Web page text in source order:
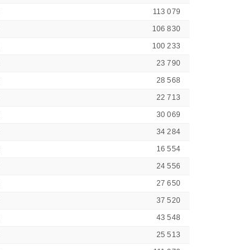
113 079
106 830
100 233
23 790
28 568
22 713
30 069
34 284
16 554
24 556
27 650
37 520
43 548
25 513